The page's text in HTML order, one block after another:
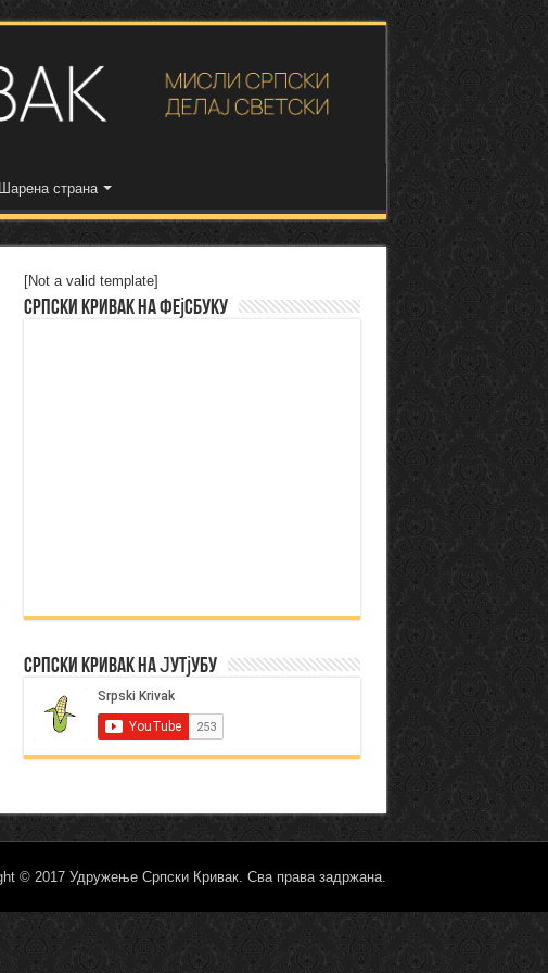
Шарена страна
[Not a valid template]
Српски Кривак на Фејсбуку
Српски Кривак на Јутјубу
© 2017 Удружење Српски Кривак. Сва права задржана.